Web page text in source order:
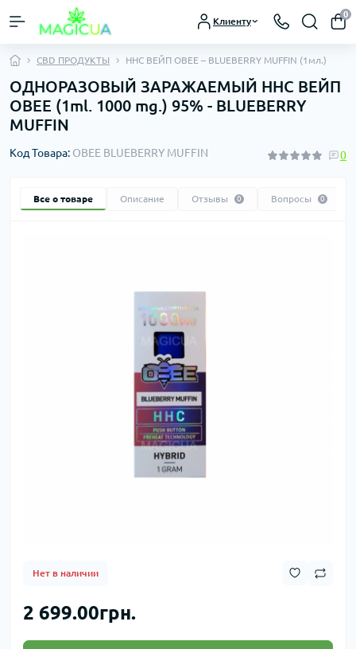
Клиенту
0
CBD ПРОДУКТЫ ННС ВЕЙП OBEE – BLUEBERRY MUFFIN (1мл.)
ОДНОРАЗОВЫЙ ЗАРАЖАЕМЫЙ ННС ВЕЙП
OBEE (1ml. 1000 mg.) 95% - BLUEBERRY
MUFFIN
Код Товара: OBEE BLUEBERRY MUFFIN 0
Все о товаре Описание Отзывы 0 Вопросы 0
Нет в наличии
2 699.00грн.